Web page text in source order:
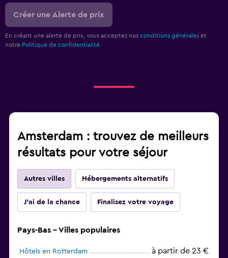
Créer une Alerte de prix
En créant une alerte de prix, vous acceptez nos conditions générales et
notre Politique de confidentialité.
Amsterdam : trouvez de meilleurs
résultats pour votre séjour
Autres villes Hébergements alternatifs
J'ai de la chance Finalisez votre voyage
Pays-Bas - Villes populaires
Hôtels en Rotterdam à partir de 23 €